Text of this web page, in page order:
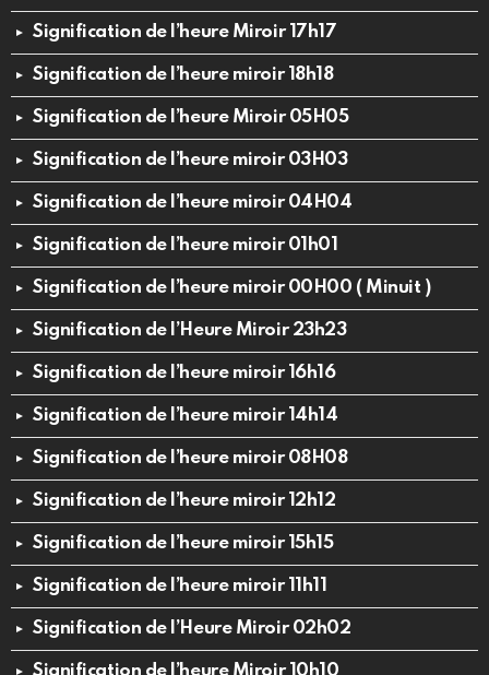
Signification de l’heure Miroir 17h17
Signification de l’heure miroir 18h18
Signification de l’heure Miroir 05H05
Signification de l’heure miroir 03H03
Signification de l’heure miroir 04H04
Signification de l’heure miroir 01h01
Signification de l’heure miroir 00H00 ( Minuit )
Signification de l’Heure Miroir 23h23
Signification de l’heure miroir 16h16
Signification de l’heure miroir 14h14
Signification de l’heure miroir 08H08
Signification de l’heure miroir 12h12
Signification de l’heure miroir 15h15
Signification de l’heure miroir 11h11
Signification de l’Heure Miroir 02h02
Signification de l’heure Miroir 10h10